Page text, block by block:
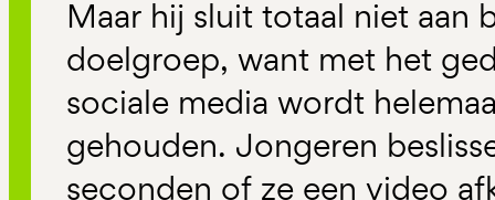
Maar hij sluit totaal niet aan
doelgroep, want met het
sociale media wordt
gehouden. Jongeren
seconden of ze een video